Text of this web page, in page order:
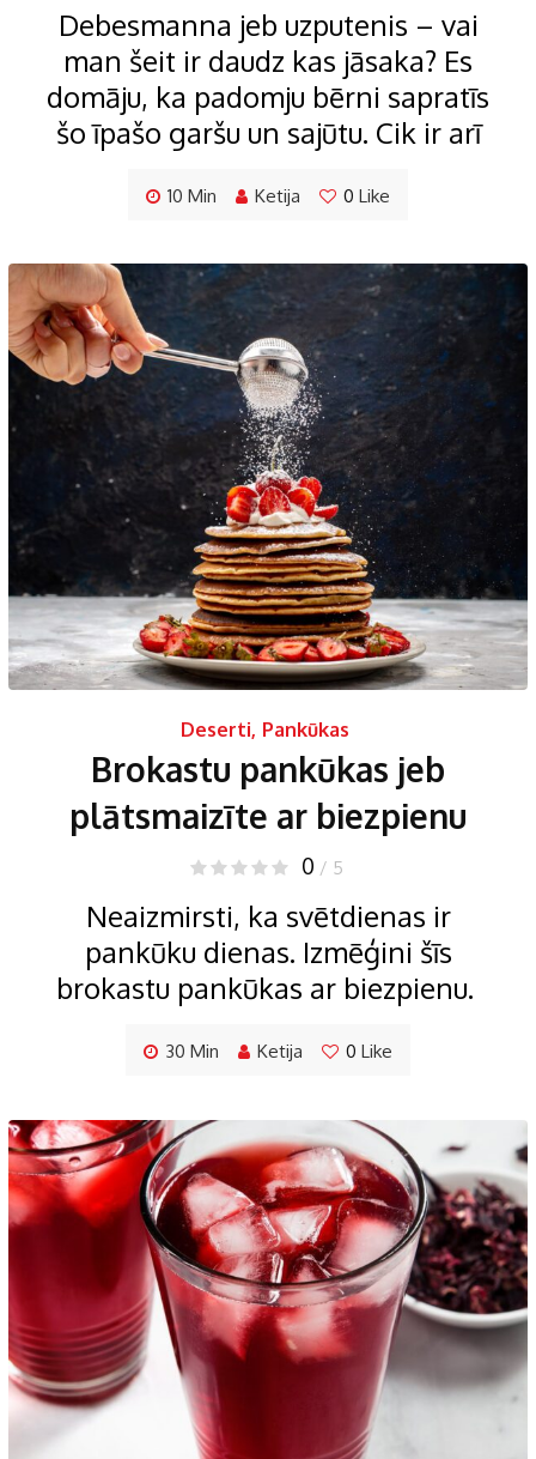
Debesmanna jeb uzputenis – vai
man šeit ir daudz kas jāsaka? Es
domāju, ka padomju bērni sapratīs
šo īpašo garšu un sajūtu. Cik ir arī
10 Min Ketija 0 Like
Deserti, Pankūkas
Brokastu pankūkas jeb
plātsmaizīte ar biezpienu
0 / 5
Neaizmirsti, ka svētdienas ir
pankūku dienas. Izmēģini šīs
brokastu pankūkas ar biezpienu.
30 Min Ketija 0 Like